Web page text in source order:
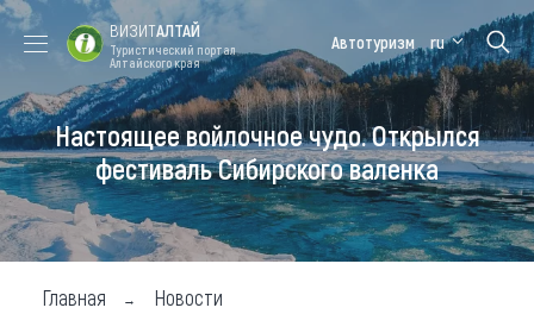
Форум VISIT
ALTAI
Цветение
маральника
Медицинский
форум
Алтайская
зимовка
Туры
Где побывать
ВИЗИТАЛТАЙ
Туристический портал
Алтайского края
Автотуризм ru
Настоящее войлочное чудо. Открылся
фестиваль Сибирского валенка
Главная Новости